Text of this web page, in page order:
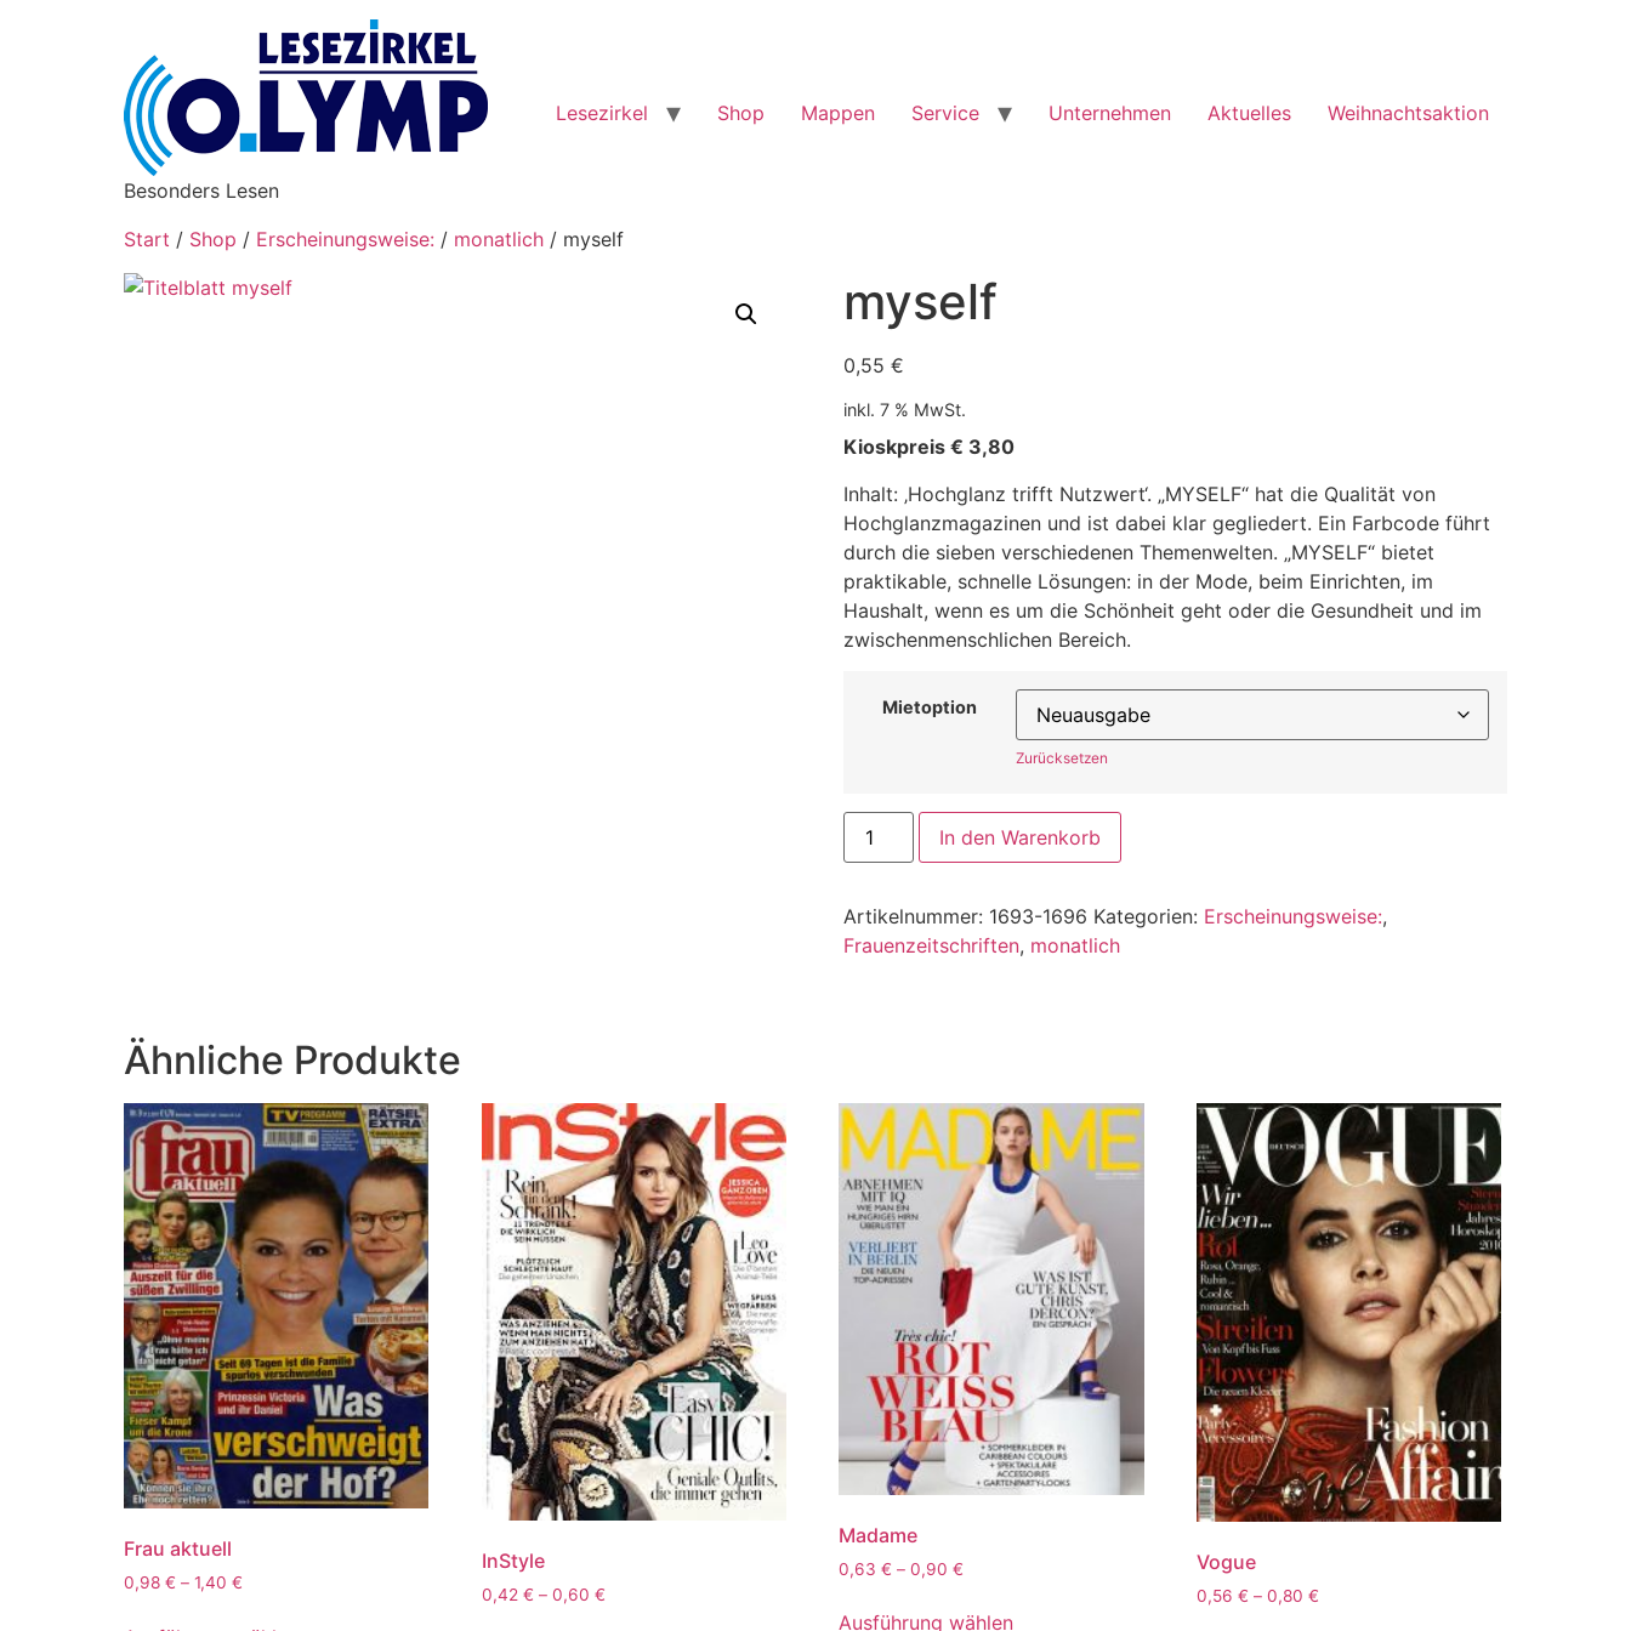
Besonders Lesen
Lesezirkel Shop Mappen Service Unternehmen Aktuelles Weihnachtsaktion
Start / Shop / Erscheinungsweise: / monatlich / myself
myself
0,55 €
inkl. 7 % MwSt.
Kioskpreis € 3,80
Inhalt: ‚Hochglanz trifft Nutzwert‘. „MYSELF“ hat die Qualität von
Hochglanzmagazinen und ist dabei klar gegliedert. Ein Farbcode führt
durch die sieben verschiedenen Themenwelten. „MYSELF“ bietet
praktikable, schnelle Lösungen: in der Mode, beim Einrichten, im
Haushalt, wenn es um die Schönheit geht oder die Gesundheit und im
zwischenmenschlichen Bereich.
Mietoption
Zurücksetzen
In den Warenkorb
Artikelnummer: 1693-1696 Kategorien: Erscheinungsweise:,
Frauenzeitschriften, monatlich
Ähnliche Produkte
Frau aktuell
0,98 € – 1,40 €
InStyle
0,42 € – 0,60 €
Madame
0,63€ –0,90€
Ausführung wählen
Vogue
0,56€ –0,80€